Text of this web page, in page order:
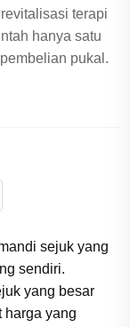
terapi
hanya satu
pukal.
sejuk yang
sendiri.
yang besar
harga yang